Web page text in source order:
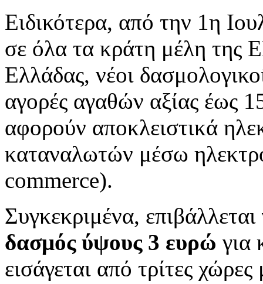
Ειδικότερα, από την 1η
σε όλα τα κράτη μέλη της
Ελλάδας, νέοι
αγορές αγαθών αξίας έως
αφορούν αποκλειστικά
καταναλωτών μέσω
commerce).
Συγκεκριμένα, επιβάλλεται
δασμός ύψους 3 ευρώ για
εισάγεται από τρίτες